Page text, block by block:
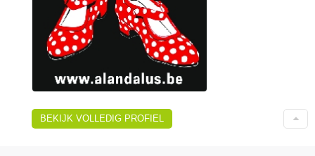
BEKIJK VOLLEDIG PROFIEL